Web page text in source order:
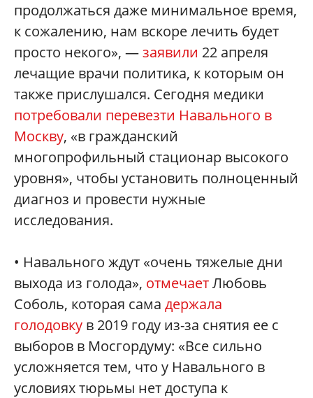
продолжаться даже минимальное время,
к сожалению, нам вскоре лечить будет
просто некого», —заявили 22 апреля
лечащие врачи политика, к которым он
также прислушался. Сегодня медики
потребовали перевезти Навального в
Москву, «в гражданский
многопрофильный стационар высокого
уровня», чтобы установить полноценный
диагноз и провести нужные
исследования.
• Навального ждут «очень тяжелые дни
выхода из голода», отмечаетЛюбовь
Соболь, которая сама держала
голодовку в 2019 году из-за снятия ее с
выборов в Мосгордуму: «Все сильно
усложняется тем, что у Навального в
условиях тюрьмы нет доступа к